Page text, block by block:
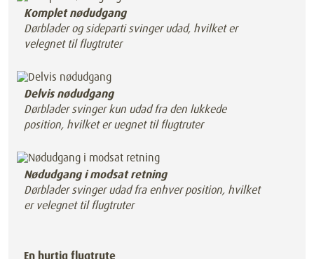
Komplet nødudgang
Dørblader og sideparti svinger udad, hvilket er
velegnet til flugtruter
Delvis nødudgang
Dørblader svinger kun udad fra den lukkede
position, hvilket er uegnet til flugtruter
Nødudgang i modsat retning
Dørblader svinger udad fra enhver position, hvilket
er velegnet til flugtruter
En hurtig flugtrute